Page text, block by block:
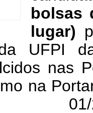
bolsas
lugar)
UFPI
nas
na
01/